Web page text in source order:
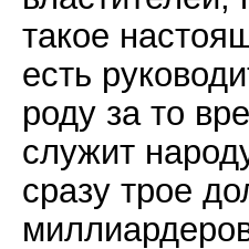
такое
есть
роду за то
служит
сразу трое